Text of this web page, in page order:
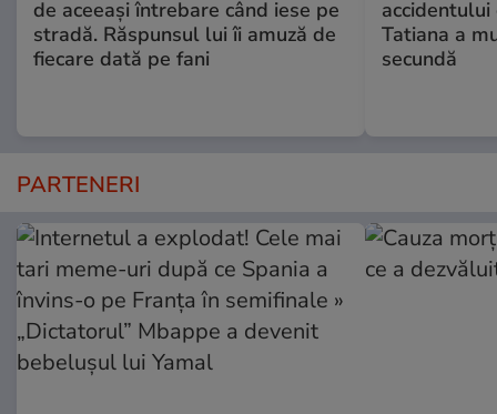
de aceeași întrebare când iese pe
stradă. Răspunsul lui îi amuză de
fiecare dată pe fani
accidentului
Tatiana a
secundă
PARTENERI